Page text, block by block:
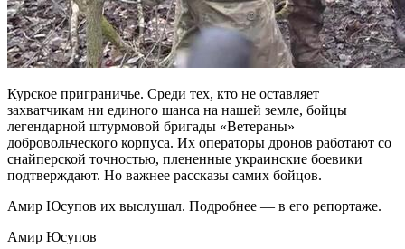
Курское приграничье. Среди тех, кто не оставляет
захватчикам ни единого шанса на нашей земле, бойцы
легендарной штурмовой бригады «Ветераны»
добровольческого корпуса. Их операторы дронов работают со
снайперской точностью, плененные украинские боевики
подтверждают. Но важнее рассказы самих бойцов.
Амир Юсупов их выслушал. Подробнее — в его репортаже.
Амир Юсупов